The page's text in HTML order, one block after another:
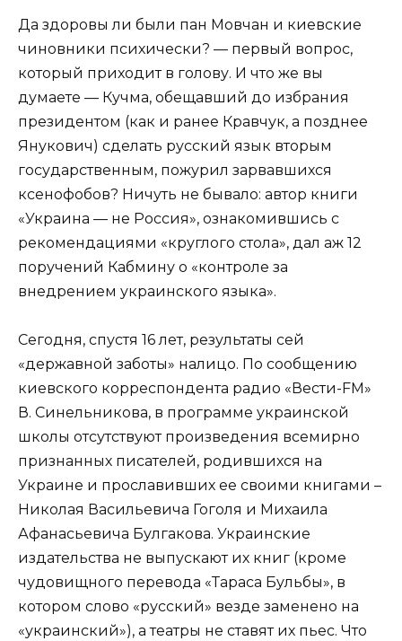
Да здоровы ли были пан Мовчан и киевские
чиновники психически? — первый вопрос,
который приходит в голову. И что же вы
думаете — Кучма, обещавший до избрания
президентом (как и ранее Кравчук, а позднее
Янукович) сделать русский язык вторым
государственным, пожурил зарвавшихся
ксенофобов? Ничуть не бывало: автор книги
«Украина — не Россия», ознакомившись с
рекомендациями «круглого стола», дал аж 12
поручений Кабмину о «контроле за
внедрением украинского языка».
Сегодня, спустя 16 лет, результаты сей
«державной заботы» налицо. По сообщению
киевского корреспондента радио «Вести-FM»
В. Синельникова, в программе украинской
школы отсутствуют произведения всемирно
признанных писателей, родившихся на
Украине и прославивших ее своими книгами –
Николая Васильевича Гоголя и Михаила
Афанасьевича Булгакова. Украинские
издательства не выпускают их книг (кроме
чудовищного перевода «Тараса Бульбы», в
котором слово «русский» везде заменено на
«украинский»), а театры не ставят их пьес. Что